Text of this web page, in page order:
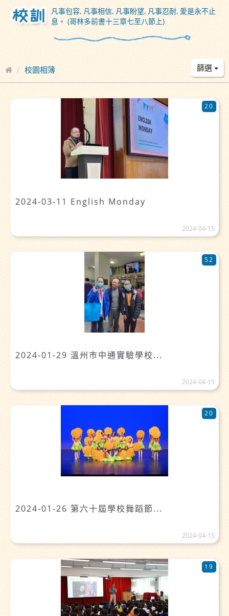
凡事包容, 凡事相信, 凡事盼望, 凡事忍耐, 愛是永不止
息。 (哥林多前書十三章七至八節上)
校園相簿 篩選
2024-03-11 English Monday
20
2024-04-15
2024-01-29 溫州巿中通實驗學校...
52
2024-04-15
2024-01-26 第六十屆學校舞蹈節...
20
2024-04-15
19